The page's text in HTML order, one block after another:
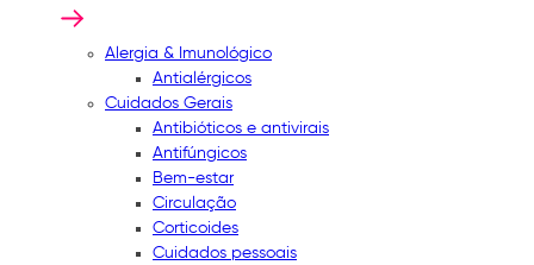
Alergia & Imunológico
Antialérgicos
Cuidados Gerais
Antibióticos e antivirais
Antifúngicos
Bem-estar
Circulação
Corticoides
Cuidados pessoais